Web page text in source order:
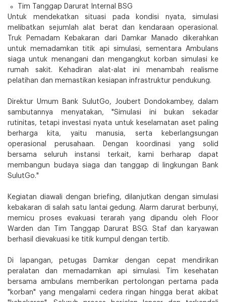
Tim Tanggap Darurat Internal BSG
Untuk mendekatkan situasi pada kondisi nyata, simulasi
melibatkan sejumlah alat berat dan kendaraan operasional.
Truk Pemadam Kebakaran dari Damkar Manado dikerahkan
untuk memadamkan titik api simulasi, sementara Ambulans
siaga untuk menangani dan mengangkut korban simulasi ke
rumah sakit. Kehadiran alat-alat ini menambah realisme
pelatihan dan memastikan kesiapan infrastruktur pendukung.
Direktur Umum Bank SulutGo, Joubert Dondokambey, dalam
sambutannya menyatakan, "Simulasi ini bukan sekadar
rutinitas, tetapi investasi nyata untuk keselamatan aset paling
berharga kita, yaitu manusia, serta keberlangsungan
operasional perusahaan. Dengan koordinasi yang solid
bersama seluruh instansi terkait, kami berharap dapat
membangun budaya siaga dan tanggap di lingkungan Bank
SulutGo."
Kegiatan diawali dengan briefing, dilanjutkan dengan simulasi
kebakaran di salah satu lantai gedung. Alarm darurat berbunyi,
memicu proses evakuasi terarah yang dipandu oleh Floor
Warden dan Tim Tanggap Darurat BSG. Staf dan karyawan
berhasil dievakuasi ke titik kumpul dengan tertib.
Di lapangan, petugas Damkar dengan cepat mendirikan
peralatan dan memadamkan api simulasi. Tim kesehatan
bersama ambulans memberikan pertolongan pertama pada
"korban" yang mengalami cedera ringan hingga berat akibat